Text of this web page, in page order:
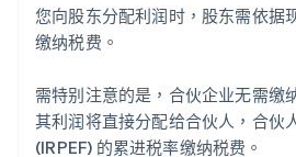
您向股东分配利润时，股东需依据
缴纳税费。
需特别注意的是，合伙企业无需缴
其利润将直接分配给合伙人，合伙
(IRPEF) 的累进税率缴纳税费。